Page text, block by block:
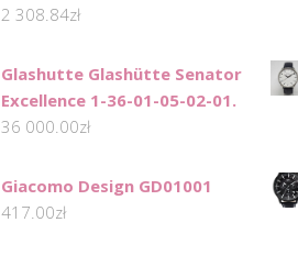
2 308.84zł
Glashutte Glashütte Senator
Excellence 1-36-01-05-02-01.
36 000.00zł
Giacomo Design GD01001
417.00zł